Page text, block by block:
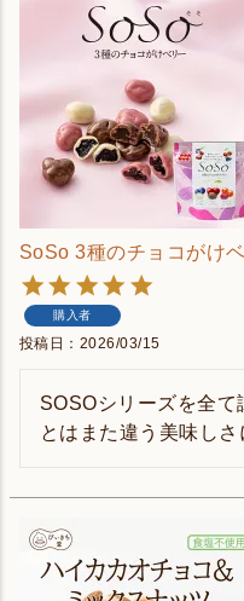
SoSo 3種のチョコがけ
購入者
投稿日 2026/03/15
SOSOシリーズを全
とはまた違う美味しさ